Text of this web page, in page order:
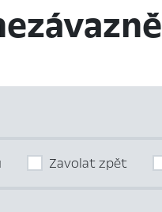
Zavolat zpět